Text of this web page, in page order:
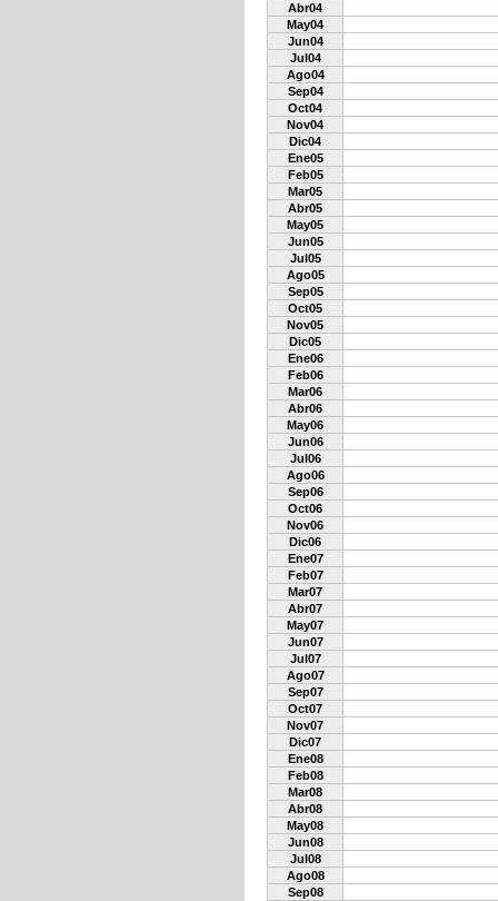
Abr04
May04
Jun04
Jul04
Ago04
Sep04
Oct04
Nov04
Dic04
Ene05
Feb05
Mar05
Abr05
May05
Jun05
Jul05
Ago05
Sep05
Oct05
Nov05
Dic05
Ene06
Feb06
Mar06
Abr06
May06
Jun06
Jul06
Ago06
Sep06
Oct06
Nov06
Dic06
Ene07
Feb07
Mar07
Abr07
May07
Jun07
Jul07
Ago07
Sep07
Oct07
Nov07
Dic07
Ene08
Feb08
Mar08
Abr08
May08
Jun08
Jul08
Ago08
Sep08